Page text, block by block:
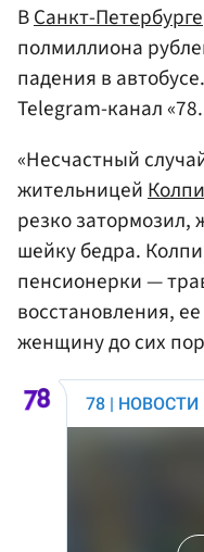
ВСанкт-Петербурге
полмиллиона
падения в
Telegram-канал
«Несчастный
жительницей
резко
шейку бедра.
пенсионерки —
восстановления,
женщину до сих